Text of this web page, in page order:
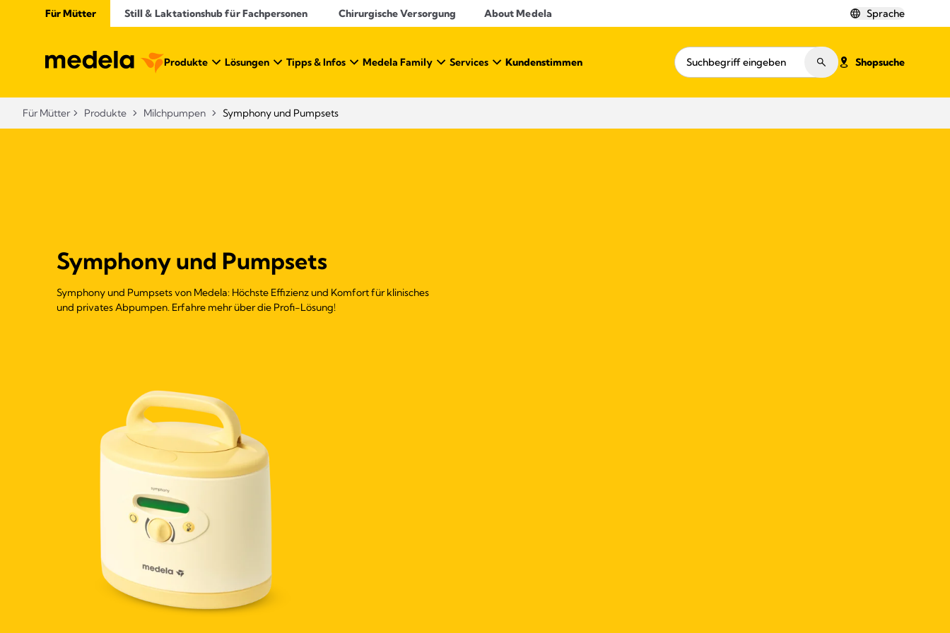
Für Mütter Still & Laktationshub für Fachpersonen Chirurgische Versorgung About Medela Sprache
Produkte Lösungen Tipps & Infos Medela Family Services Kundenstimmen Shopsuche
Für Mütter Produkte Milchpumpen Symphony und Pumpsets
Symphony und Pumpsets
Symphony und Pumpsets von Medela: Höchste Effizienz und Komfort für klinisches
und privates Abpumpen. Erfahre mehr über die Profi-Lösung!